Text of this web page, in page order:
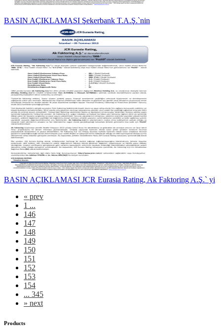
BASIN AÇIKLAMASI Şekerbank T.A.Ş.`nin
BASIN AÇIKLAMASI JCR Eurasia Rating, Ak Faktoring A.Ş.` yi
« prev
1 ...
146
147
148
149
150
151
152
153
154
... 345
» next
Products